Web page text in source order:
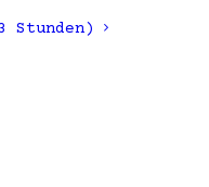
Stunden)
OW
aktuelle
Platz
unten